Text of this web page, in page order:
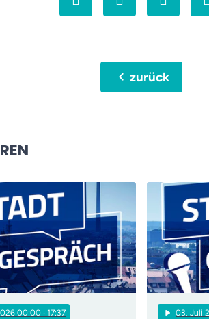
chevron_leftzurück
00:00 · 17:37 play_arrow 03 . Juli